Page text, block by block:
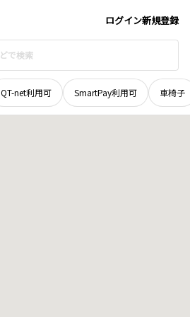
ログイン新規登録
QT-net利用可 SmartPay利用可 車椅子